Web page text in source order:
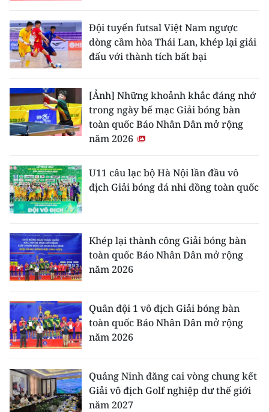
中文
FRANÇAIS
РУССКИЙ
ESPAÑOL
Đội tuyển futsal Việt Nam ngược
dòng cầm hòa Thái Lan, khép lại giải
đấu với thành tích bất bại
[Ảnh] Những khoảnh khắc đáng nhớ
trong ngày bế mạc Giải bóng bàn
toàn quốc Báo Nhân Dân mở rộng
năm 2026
U11 câu lạc bộ Hà Nội lần đầu vô
địch Giải bóng đá nhi đồng toàn quốc
Khép lại thành công Giải bóng bàn
toàn quốc Báo Nhân Dân mở rộng
năm 2026
Quân đội 1 vô địch Giải bóng bàn
toàn quốc Báo Nhân Dân mở rộng
năm 2026
Quảng Ninh đăng cai vòng chung kết
Giải vô địch Golf nghiệp dư thế giới
năm 2027